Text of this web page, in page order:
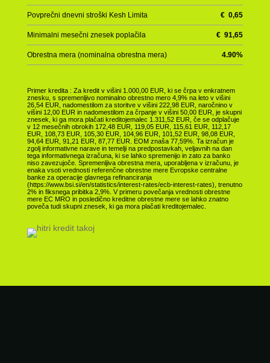
Povprečni dnevni stroški Kesh Limita €0,65
Minimalni mesečni znesek poplačila €91,65
Obrestna mera (nominalna obrestna mera) 4.90%
Primer kredita : Za kredit v višini 1.000,00 EUR, ki se črpa v enkratnem
znesku, s spremenljivo nominalno obrestno mero 4,9% na leto v višini
26,54 EUR, nadomestilom za storitve v višini 222,98 EUR, naročnino v
višini 12,00 EUR in nadomestilom za črpanje v višini 50,00 EUR, je skupni
znesek, ki ga mora plačati kreditojemalec 1.311,52 EUR, če se odplačuje
v 12 mesečnih obrokih 172,48 EUR, 119,05 EUR, 115,61 EUR, 112,17
EUR, 108,73 EUR, 105,30 EUR, 104,96 EUR, 101,52 EUR, 98,08 EUR,
94,64 EUR, 91,21 EUR, 87,77 EUR. EOM znaša 77,59%. Ta izračun je
zgolj informativne narave in temelji na predpostavkah, veljavnih na dan
tega informativnega izračuna, ki se lahko spremenijo in zato za banko
niso zavezujoče. Spremenljiva obrestna mera, uporabljena v izračunu, je
enaka vsoti vrednosti referenčne obrestne mere Evropske centralne
banke za operacije glavnega refinanciranja
(https://www.bsi.si/en/statistics/interest-rates/ecb-interest-rates), trenutno
2% in fiksnega pribitka 2,9%. V primeru povečanja vrednosti obrestne
mere EC MRO in posledično kreditne obrestne mere se lahko znatno
poveča tudi skupni znesek, ki ga mora plačati kreditojemalec.